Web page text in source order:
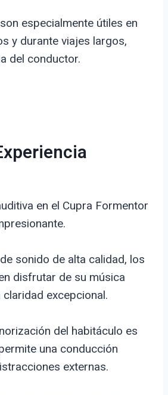
especialmente útiles en
y durante viajes largos,
del conductor.
en el Cupra Formentor
sonido de alta calidad, los
disfrutar de su música
excepcional.
del habitáculo es
una conducción
externas.